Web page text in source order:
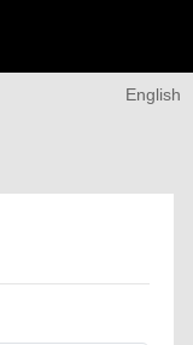
English